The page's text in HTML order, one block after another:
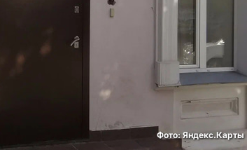
Фото: Яндекс.Карты